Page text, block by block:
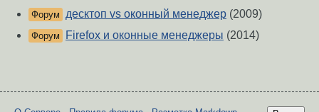
Форум десктоп vs оконный менеджер (2009)
Форум Firefox и оконные менеджеры (2014)